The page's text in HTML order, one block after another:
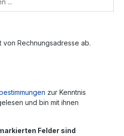
Rechnungsadresse ab.
zur Kenntnis
und bin mit ihnen
Felder sind